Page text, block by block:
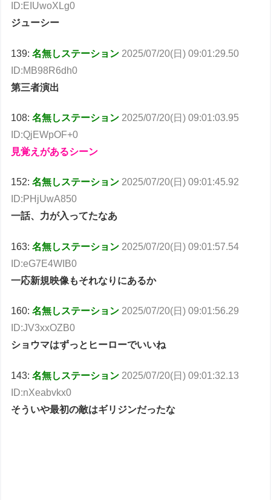
ID:EIUwoXLg0
ジューシー
139:名無しステーション 2025/07/20(日) 09:01:29.50
ID:MB98R6dh0
第三者演出
108:名無しステーション 2025/07/20(日) 09:01:03.95
ID:QjEWpOF+0
見覚えがあるシーン
152:名無しステーション 2025/07/20(日) 09:01:45.92
ID:PHjUwA850
一話、力が入ってたなあ
163:名無しステーション 2025/07/20(日) 09:01:57.54
ID:eG7E4WIB0
一応新規映像もそれなりにあるか
160:名無しステーション 2025/07/20(日) 09:01:56.29
ID:JV3xxOZB0
ショウマはずっとヒーローでいいね
143:名無しステーション 2025/07/20(日) 09:01:32.13
ID:nXeabvkx0
そういや最初の敵はギリジンだったな